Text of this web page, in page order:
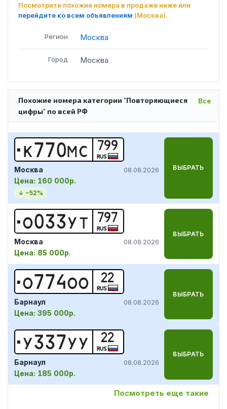
Посмотрите похожие номера в продаже ниже или
перейдите ко всем объявлениям (Москва).
Регион Москва
Город Москва
Все
Похожие номера категории "Повторяющиеся
цифры" по всей РФ
К770МС 799
RUS
Москва 08.08.2026
Цена: 160 000р.
↓ −52%
ВЫБРАТЬ
О033УТ 797
RUS
Москва 08.08.2026
Цена: 85 000р.
ВЫБРАТЬ
О774ОО 22
RUS
Барнаул 08.08.2026
Цена: 395 000р.
ВЫБРАТЬ
У337УУ 22
RUS
Барнаул 08.08.2026
Цена: 185 000р.
ВЫБРАТЬ
Посмотреть еще такие